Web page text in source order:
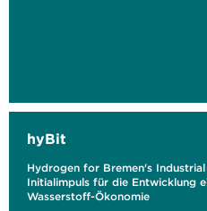
hyBit
Hydrogen for Bremen's
Initialimpuls für die Entwicklung
Wasserstoff-Ökonomie